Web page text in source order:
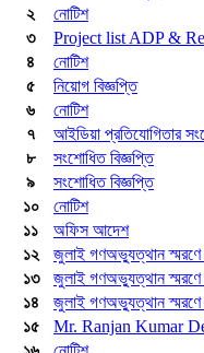
২
নোটিশ
৩
Project list ADP &
৪
নোটিশ
৫
নিয়োগ বিজ্ঞপ্তি
৬
নোটিশ
৭
আইডিয়া প্রতিযোগিতার
৮
সংশোধিত বিজ্ঞপ্তি
৯
সংশোধিত বিজ্ঞপ্তি
১০
নোটিশ
১১
অফিস আদেশ
১২
জুলাই গণঅভ্যুত্থান স্মরণে
১৩
জুলাই গণঅভ্যুত্থান
১৪
জুলাই গণঅভ্যুত্থান স্মরণে
১৫
Mr. Ranjan Kumar